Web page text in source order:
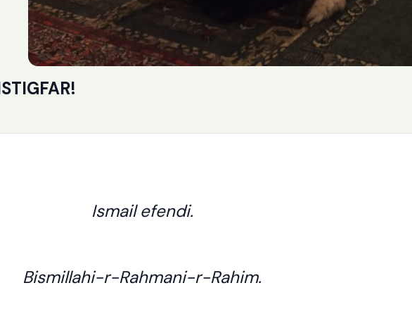
Ismail efendi.
Bismillahi-r-Rahmani-r-Rahim.